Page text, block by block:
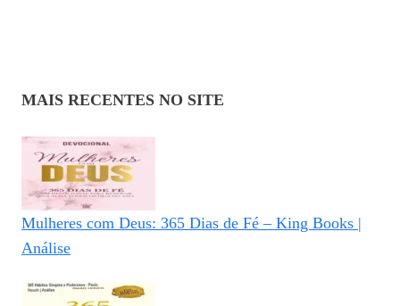
MAIS RECENTES NO SITE
Mulheres com Deus: 365 Dias de Fé – King Books |
Análise